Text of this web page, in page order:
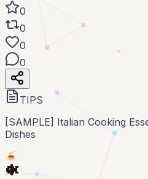
0
0
0
0
TIPS
[SAMPLE] Italian Cooking
Dishes
🍝